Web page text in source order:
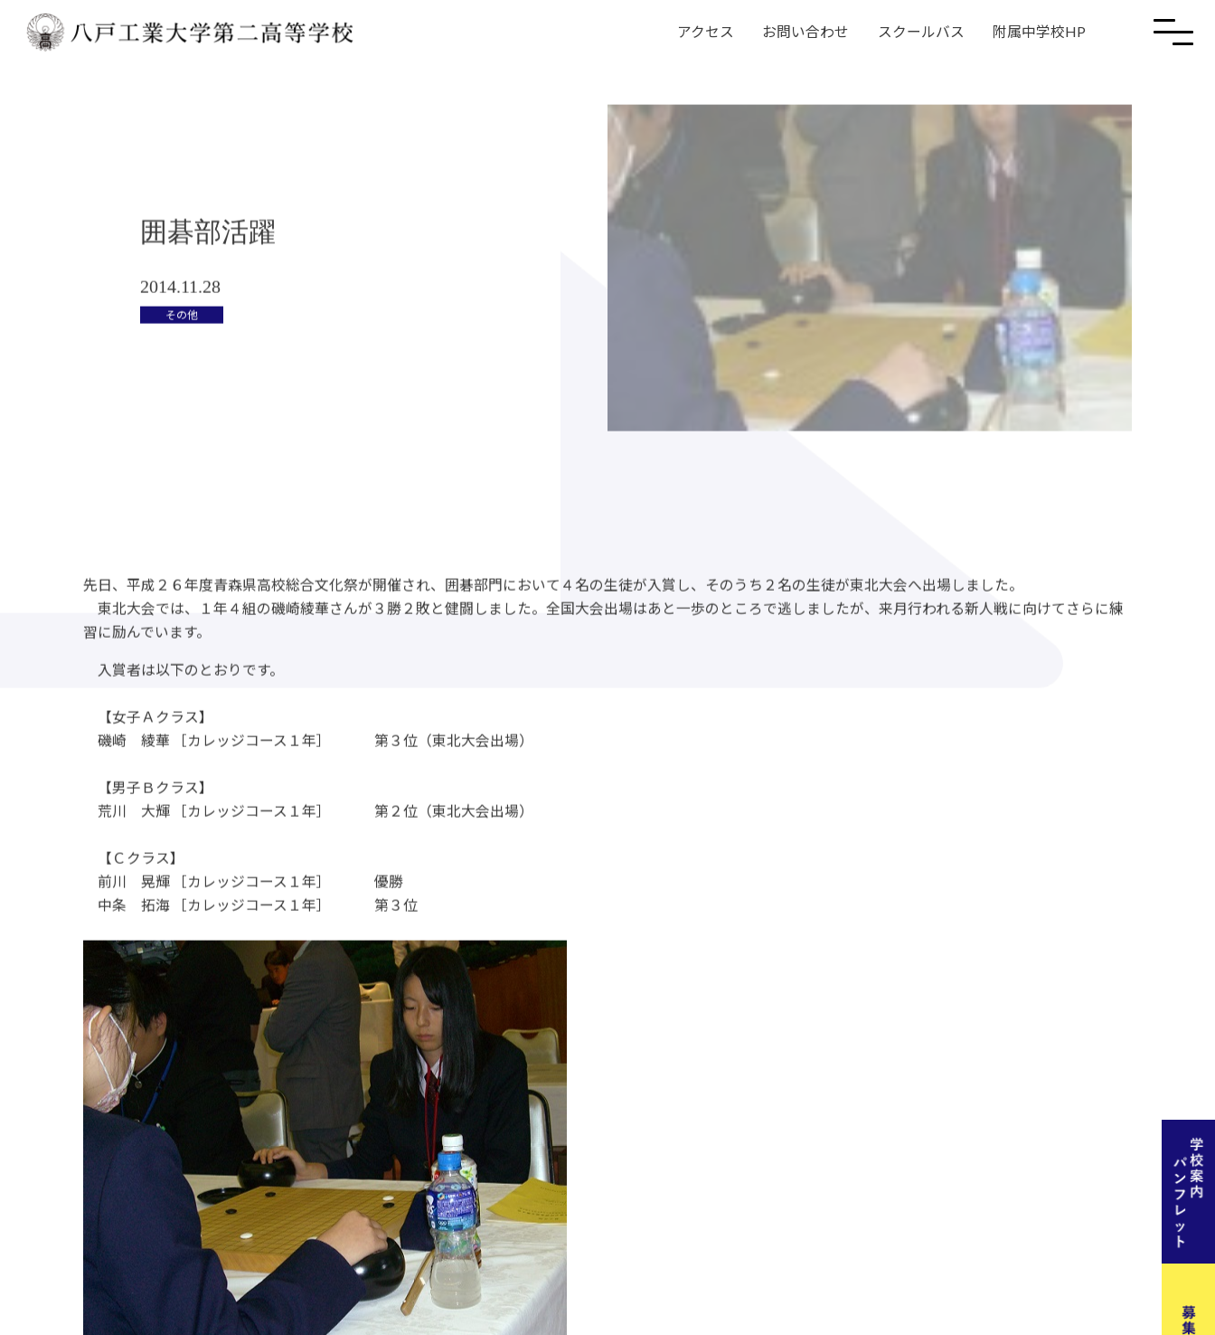
アクセス お問い合わせ スクールバス 附属中学校HP
囲碁部活躍
2014.11.28
その他
先日、平成２６年度青森県高校総合文化祭が開催され、囲碁部門において４名の生徒が入賞し、そのうち２名の生徒が東北大会へ出場しました。
東北大会では、１年４組の磯崎綾華さんが３勝２敗と健闘しました。全国大会出場はあと一歩のところで逃しましたが、来月行われる新人戦に向けてさらに練
習に励んでいます。
入賞者は以下のとおりです。
【女子Ａクラス】
磯崎 綾華 ［カレッジコース１年］ 第３位（東北大会出場）
【男子Ｂクラス】
荒川 大輝 ［カレッジコース１年］ 第２位（東北大会出場）
【Ｃクラス】
前川 晃輝 ［カレッジコース１年］ 優勝
中条 拓海 ［カレッジコース１年］ 第３位